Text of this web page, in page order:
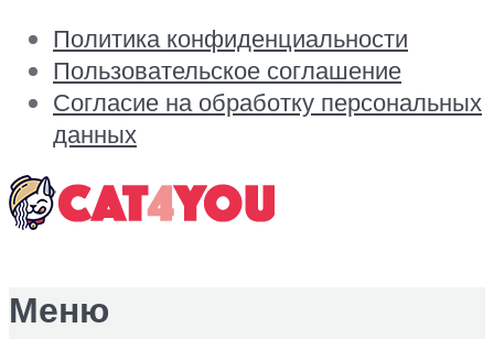
Политика конфиденциальности
Пользовательское соглашение
Согласие на обработку персональных
данных
Меню